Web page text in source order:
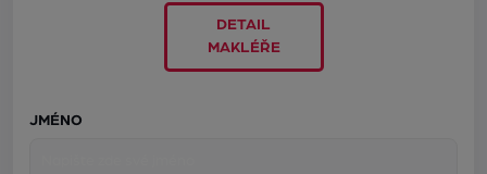
DETAIL
MAKLÉŘE
JMÉNO